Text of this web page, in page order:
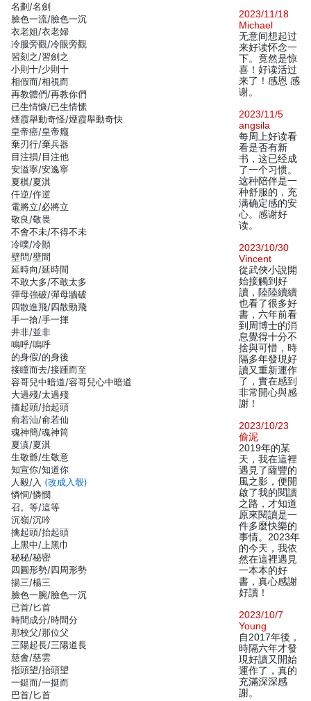
名劃/名劍
臉色一流/臉色一沉
衣老姐/衣老婦
冷服旁觀/冷眼旁觀
習刻之/習劍之
小則十/少則十
相假而/相視而
再教體們/再教你們
已生情慷/已生情愫
煙霞舉動奇怪/煙霞舉動奇快
皇帝癌/皇帝癮
棄刃行/棄兵器
目注損/目注他
安溢寧/安逸寧
夏棋/夏淇
仟逆/仵逆
電將立/必將立
敬良/敬畏
不會不未/不得不未
冷噗/冷顫
壁問/壁間
延時向/延時間
不敢大多/不敢太多
彈母強破/彈母牆破
四散進飛/四散勁飛
手一搶/手一揮
井非/並非
鳴呼/嗚呼
的身假/的身後
接瞳而去/接踵而至
容哥兒中暗道/容哥兒心中暗道
大過殘/太過殘
搐起頭/抬起頭
俞若汕/俞若仙
魂神簡/魂神筒
夏滇/夏淇
生敬爺/生敬意
知宣你/知道你
人毅/入 (改成入彀)
憐恫/憐憫
召。等/這等
沉嶺/沉吟
擒起頭/抬起頭
上黑中/上黑巾
秘秘/秘密
四圓形勢/四周形勢
揚三/楊三
臉色一腕/臉色一沉
已首/匕首
時間成分/時間分
那校父/那位父
三陽起長/三陽道長
慈會/慈雲
指頭望/抬頭望
一鋌而/一挺而
巴首/匕首
2023/11/18
Michael
无意间想起过
来好读怀念一
下。竟然是惊
喜！好读活过
来了！感恩 感
谢。
2023/11/5
angsila
每周上好读看
看是否有新
书，这已经成
了一个习惯。
这种陪伴是一
种舒服的，充
满确定感的安
心。感谢好
读。
2023/10/30
Vincent
從武俠小說開
始接觸到好
讀，陸陸續續
也看了很多好
書，六年前看
到周博士的消
息覺得十分不
捨與可惜，時
隔多年發現好
讀又重新運作
了，實在感到
非常開心與感
謝！
2023/10/23
偷泥
2019年的某
天，我在這裡
遇見了薩豐的
風之影，便開
啟了我的閱讀
之路，才知道
原來閱讀是一
件多麼快樂的
事情。2023年
的今天，我依
然在這裡遇見
一本本的好
書，真心感謝
好讀！
2023/10/7
Young
自2017年後，
時隔六年才發
現好讀又開始
運作了，真的
充滿深深感
謝。